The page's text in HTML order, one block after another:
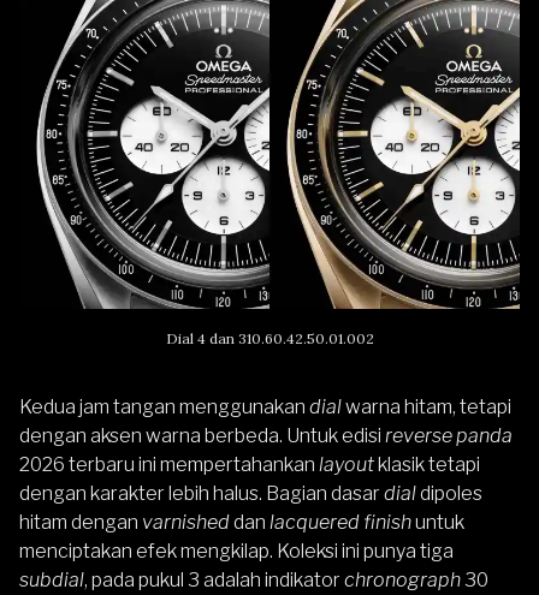
Dial 4 dan 310.60.42.50.01.002
Kedua jam tangan menggunakan dialwarna hitam, tetapi
dengan aksen warna berbeda. Untuk edisi reverse panda
2026 terbaru ini mempertahankan layoutklasik tetapi
dengan karakter lebih halus. Bagian dasar dialdipoles
hitam dengan varnisheddan lacquered finishuntuk
menciptakan efek mengkilap. Koleksi ini punya tiga
subdial, pada pukul 3 adalah indikator chronograph30